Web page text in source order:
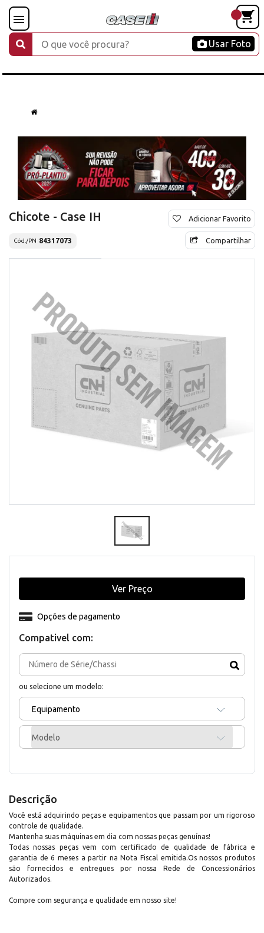
Usar Foto
Chicote - Case IH
Cód./PN 84317073
Adicionar Favorito
Compartilhar
Compativel com:
ou selecione um modelo:
Equipamento
Modelo
Opções de pagamento
Ver Preço
Descrição
Você está adquirindo peças e equipamentos que passam por um rigoroso
controle de qualidade.
Mantenha suas máquinas em dia com nossas peças genuínas!
Todas nossas peças vem com certificado de qualidade de fábrica e
garantia de 6 meses a partir na Nota Fiscal emitida.Os nossos produtos
são fornecidos e entregues por nossa Rede de Concessionários
Autorizados.
Compre com segurança e qualidade em nosso site!